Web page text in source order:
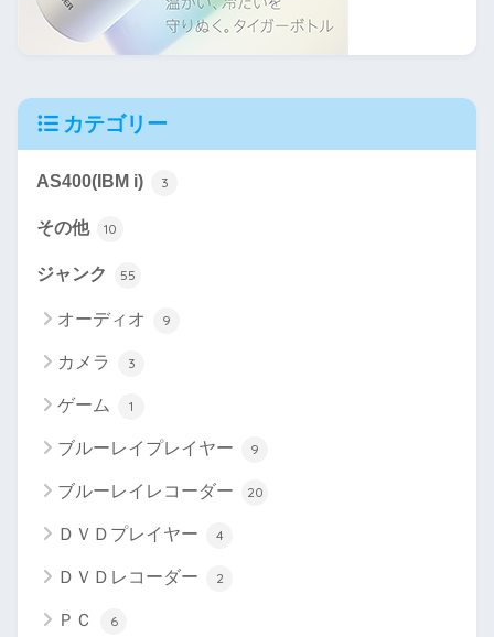
カテゴリー
AS400(IBM i) 3
その他 10
ジャンク 55
オーディオ 9
カメラ 3
ゲーム 1
ブルーレイプレイヤー 9
ブルーレイレコーダー 20
ＤＶＤプレイヤー 4
ＤＶＤレコーダー 2
ＰＣ 6